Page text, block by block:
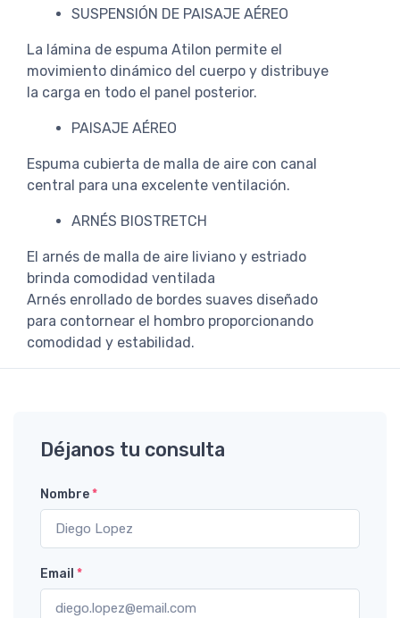
SUSPENSIÓN DE PAISAJE AÉREO
La lámina de espuma Atilon permite el
movimiento dinámico del cuerpo y distribuye
la carga en todo el panel posterior.
PAISAJE AÉREO
Espuma cubierta de malla de aire con canal
central para una excelente ventilación.
ARNÉS BIOSTRETCH
El arnés de malla de aire liviano y estriado
brinda comodidad ventilada
Arnés enrollado de bordes suaves diseñado
para contornear el hombro proporcionando
comodidad y estabilidad.
Déjanos tu consulta
Nombre*
Email *